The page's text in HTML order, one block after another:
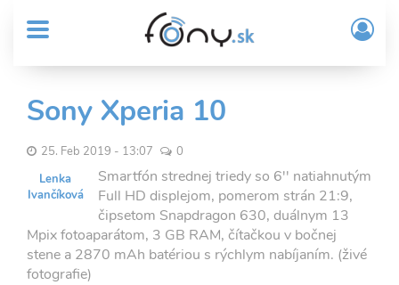
obsah
MENU
Sub
Header
menu
User
account
menu
/
Sony Xperia 10
25. Feb 2019 - 13:07
0
Lenka
Ivančíková
Smartfón strednej triedy so 6'' natiahnutým
Full HD displejom, pomerom strán 21:9,
čipsetom Snapdragon 630, duálnym 13
Mpix fotoaparátom, 3 GB RAM, čítačkou v bočnej
stene a 2870 mAh batériou s rýchlym nabíjaním. (živé
fotografie)